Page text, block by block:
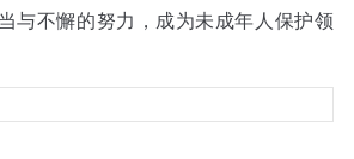
与不懈的努力，成为未成年人保护领